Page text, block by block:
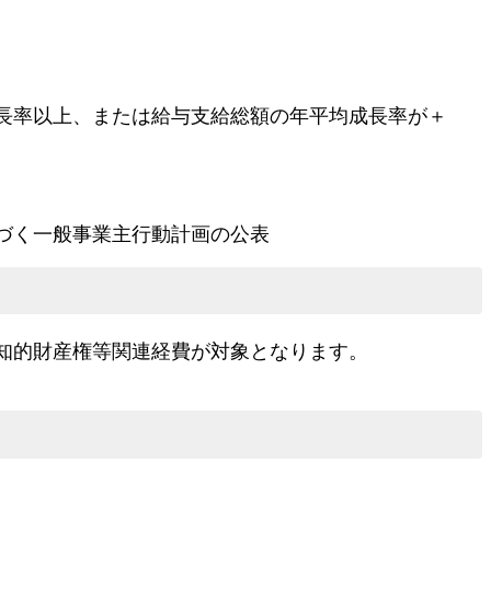
以上、または給与支給総額の年平均成長率が＋
く一般事業主行動計画の公表
財産権等関連経費が対象となります。